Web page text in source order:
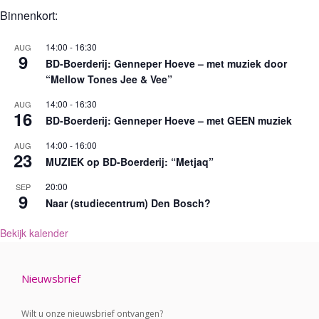
Binnenkort:
AUG
9
14:00 - 16:30
BD-Boerderij: Genneper Hoeve – met muziek door
“Mellow Tones Jee & Vee”
AUG
16
14:00 - 16:30
BD-Boerderij: Genneper Hoeve – met GEEN muziek
AUG
23
14:00 - 16:00
MUZIEK op BD-Boerderij: “Metjaq”
SEP
9
20:00
Naar (studiecentrum) Den Bosch?
Bekijk kalender
Nieuwsbrief
Wilt u onze nieuwsbrief ontvangen?